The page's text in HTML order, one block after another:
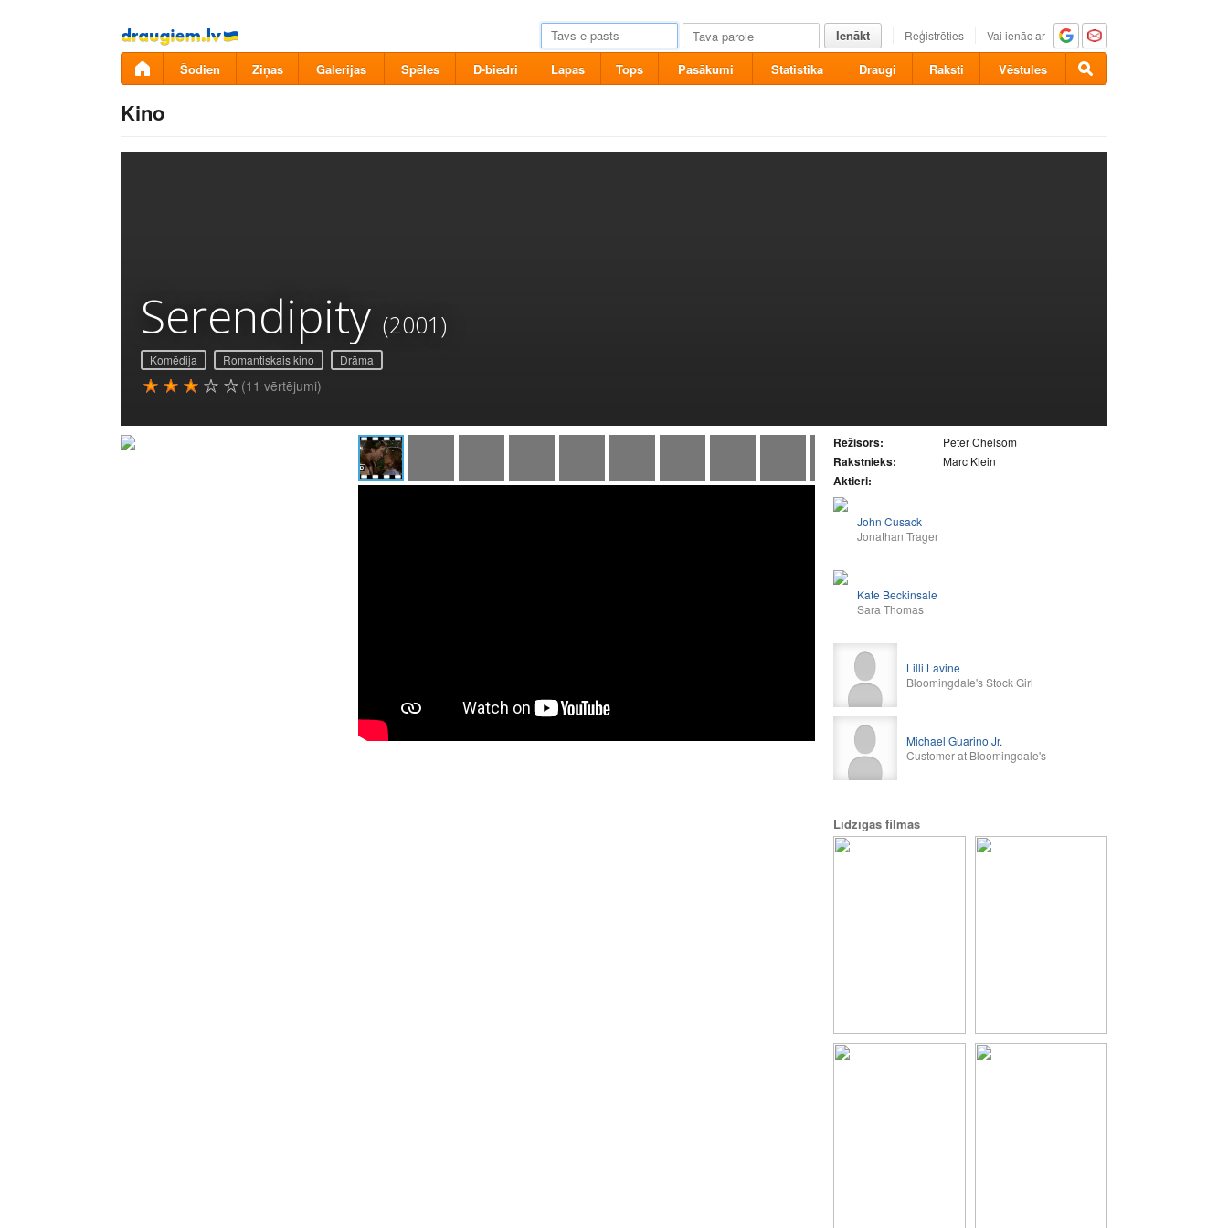
Pāriet
uz
saturu
Ienākt Reģistrēties Vai ienāc ar
Šodien Ziņas Galerijas Spēles D-biedri Lapas Tops Pasākumi Statistika Draugi Raksti Vēstules
Kino
Serendipity (2001)
Komēdija Romantiskais kino Drāma
(11 vērtējumi)
Režisors: Peter Chelsom
Rakstnieks: Marc Klein
Aktieri:
John Cusack
Jonathan Trager
Kate Beckinsale
Sara Thomas
Lilli Lavine
Bloomingdale's Stock Girl
Michael Guarino Jr.
Customer at Bloomingdale's
Līdzīgās filmas